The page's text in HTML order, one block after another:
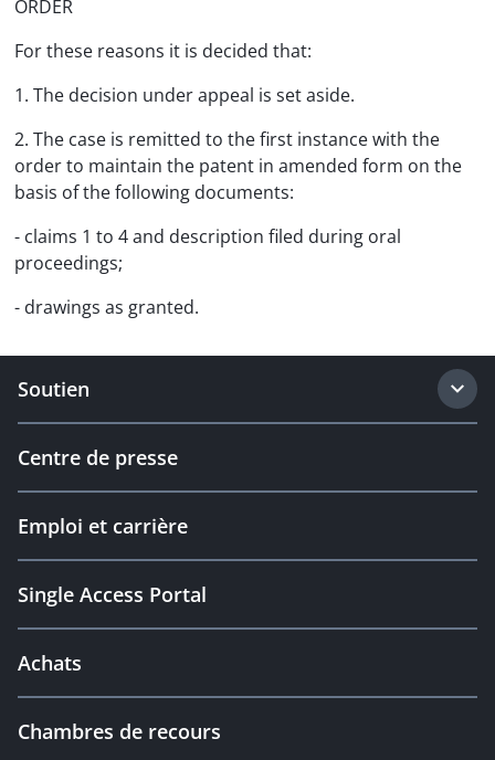
ORDER
For these reasons it is decided that:
1. The decision under appeal is set aside.
2. The case is remitted to the first instance with the
order to maintain the patent in amended form on the
basis of the following documents:
- claims 1 to 4 and description filed during oral
proceedings;
- drawings as granted.
Soutien
Centre de presse
Emploi et carrière
Single Access Portal
Achats
Chambres de recours